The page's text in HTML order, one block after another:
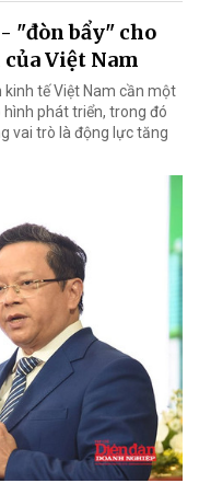
"đòn bẩy" cho
Việt Nam
tế Việt Nam cần một
phát triển, trong đó
vai trò là động lực tăng